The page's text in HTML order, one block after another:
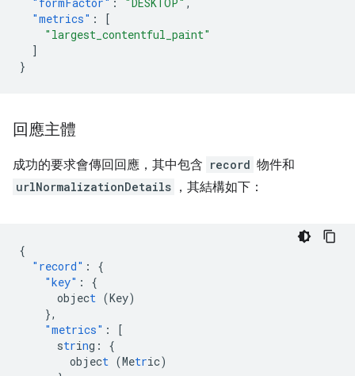
"metrics" :
[
"largest_contentful_paint"
]
}
回應主體
成功的要求會傳回回應，其中包含 record 物件和
urlNormalizationDetails ，其結構如下：
{
"record" :
{
"key" :
{
object (Key)
},
"metrics" :
[
string :
{
object (Metric)